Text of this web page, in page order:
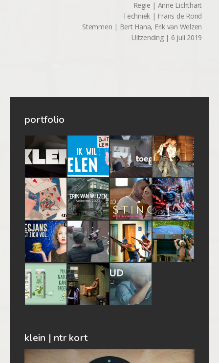
Regie | Anne Lichthart
Techniek | Frans de Rond
Stemmen | Bert Hana, Erik van Welzen
Uitzending | 6 juli 2019
portfolio
klein | ntr kort